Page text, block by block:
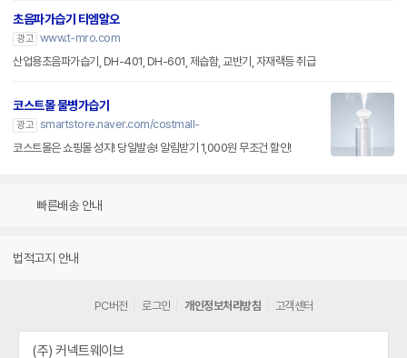
초음파가습기 티엠알오
광고 www.t-mro.com
산업용초음파가습기, DH-401, DH-601, 제습함, 교반기, 자재랙등 취급
코스트몰 물병가습기
광고 smartstore.naver.com/costmall-
코스트몰은 쇼핑몰 성지! 당일발송! 알림받기 1,000원 무조건 할인!
빠른배송 안내
법적고지 안내
PC버전 로그인 개인정보처리방침 고객센터
(주) 커넥트웨이브